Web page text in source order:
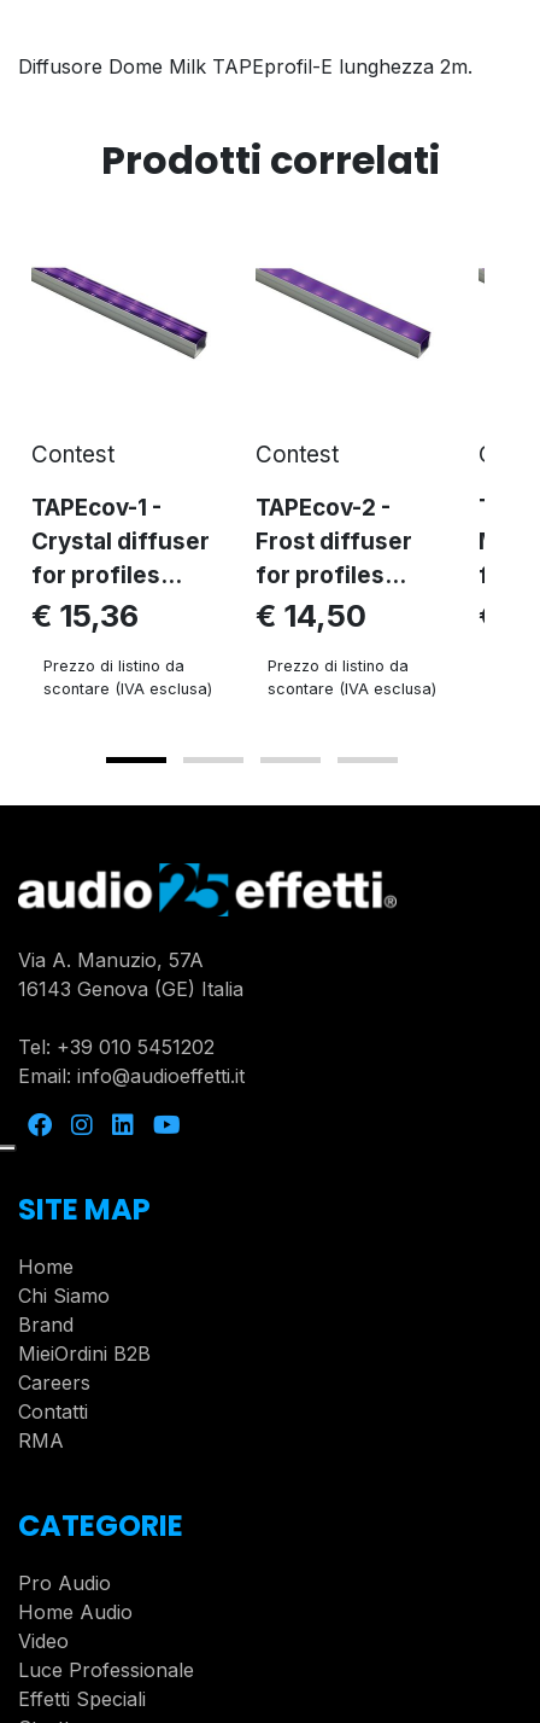
Diffusore Dome Milk TAPEprofil-E lunghezza 2m.
Prodotti correlati
Contest
TAPEcov-1 -
Crystal diffuser
for profiles...
€ 15,36
Prezzo di listino da
scontare (IVA esclusa)
Contest
TAPEcov-2 -
Frost diffuser
for profiles...
€ 14,50
Prezzo di listino da
scontare (IVA esclusa)
Milk
for
€
Via A. Manuzio, 57A
16143 Genova (GE) Italia
Tel: +39 010 5451202
Email: info@audioeffetti.it
SITE MAP
Home
Chi Siamo
Brand
MieiOrdini B2B
Careers
Contatti
RMA
CATEGORIE
Pro Audio
Home Audio
Video
Luce Professionale
Effetti Speciali